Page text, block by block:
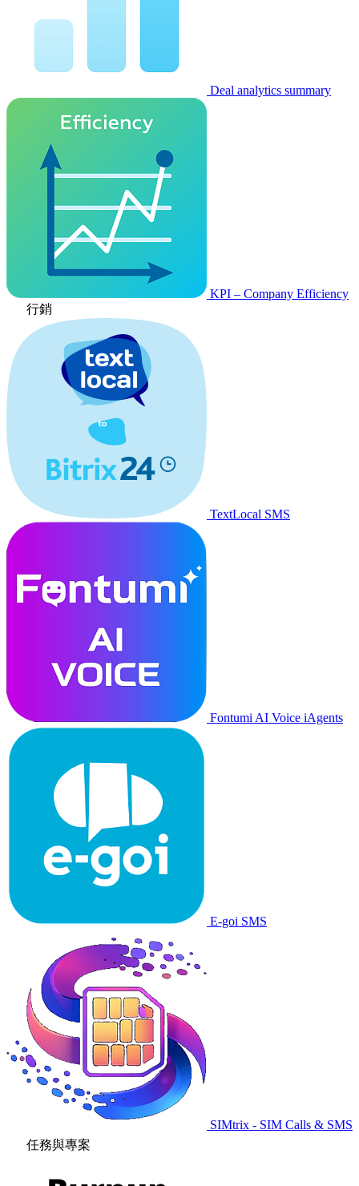
Deal analytics summary
KPI – Company Efficiency
行銷
TextLocal SMS
Fontumi AI Voice iAgents
E-goi SMS
SIMtrix - SIM Calls & SMS
任務與專案